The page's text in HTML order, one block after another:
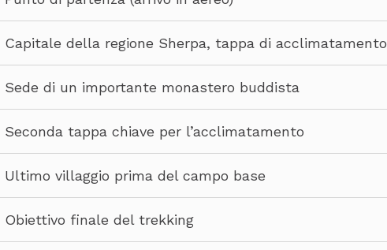
Capitale della regione Sherpa, tappa di acclimatamento
Sede di un importante monastero buddista
Seconda tappa chiave per l’acclimatamento
Ultimo villaggio prima del campo base
Obiettivo finale del trekking